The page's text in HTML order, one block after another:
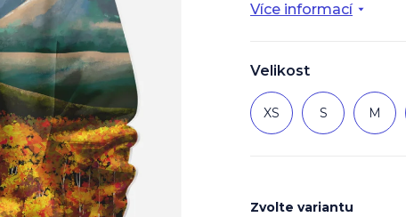
Velikost
XS S M
Více informací
Zvolte variantu